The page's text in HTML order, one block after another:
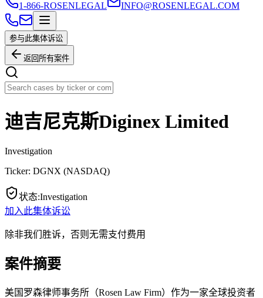
1-866-ROSENLEGAL INFO@ROSENLEGAL.COM
参与此集体诉讼
返回所有案件
迪吉尼克斯Diginex Limited
Investigation
Ticker: DGNX (NASDAQ)
状态:Investigation
加入此集体诉讼
除非我们胜诉，否则无需支付费用
案件摘要
美国罗森律师事务所（Rosen Law Firm）作为一家全球投资者